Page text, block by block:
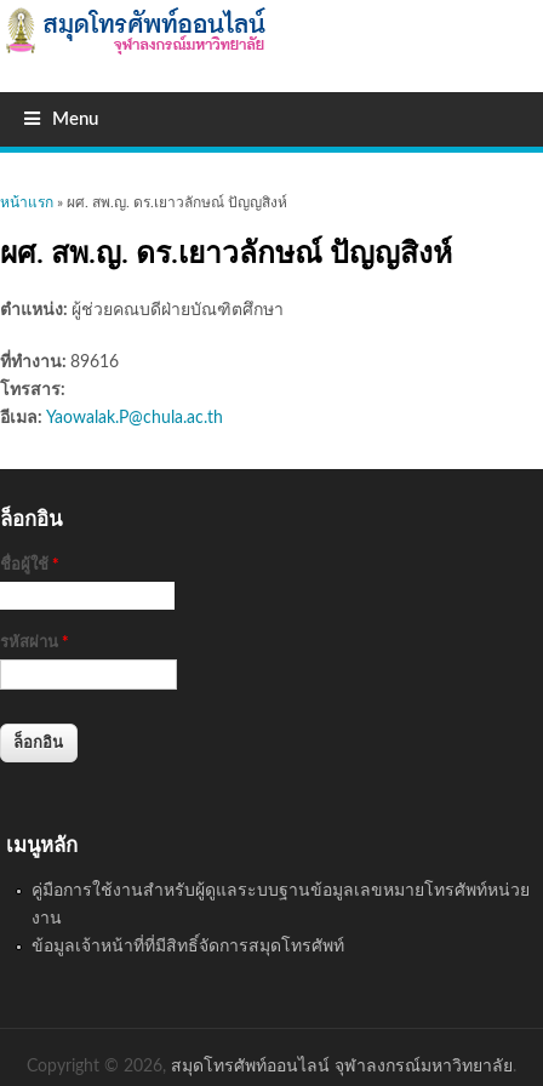
Menu
คุณอยู่ที่นี่
หน้าแรก » ผศ. สพ.ญ. ดร.เยาวลักษณ์ ปัญญสิงห์
ผศ. สพ.ญ. ดร.เยาวลักษณ์ ปัญญสิงห์
ตำแหน่ง: ผู้ช่วยคณบดีฝ่ายบัณฑิตศึกษา
ที่ทำงาน: 89616
โทรสาร:
อีเมล: Yaowalak.P@chula.ac.th
ล็อกอิน
ชื่อผู้ใช้ *
รหัสผ่าน *
เมนูหลัก
คู่มือการใช้งานสำหรับผู้ดูแลระบบฐานข้อมูลเลขหมายโทรศัพท์หน่วย
งาน
ข้อมูลเจ้าหน้าที่ที่มีสิทธิ์จัดการสมุดโทรศัพท์
Copyright © 2026, สมุดโทรศัพท์ออนไลน์ จุฬาลงกรณ์มหาวิทยาลัย.